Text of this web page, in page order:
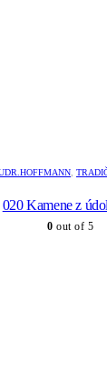
,
020 Kamene z
0 out of 5